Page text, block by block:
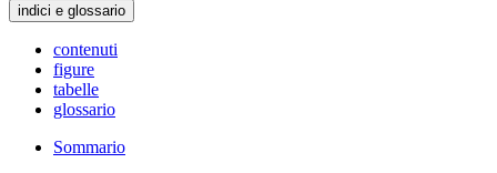
indici e glossario
contenuti
figure
tabelle
glossario
Sommario